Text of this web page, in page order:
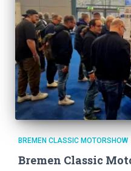
BREMEN CLASSIC MOTORSHOW
Bremen Classic